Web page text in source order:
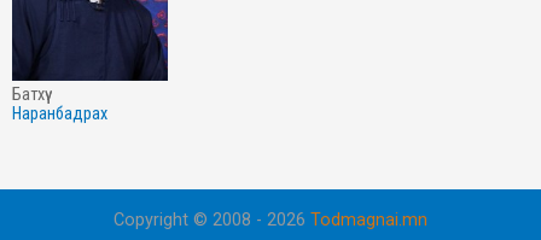
батхүү
наранбадрах
Copyright © 2008 - 2026 Todmagnai.mn